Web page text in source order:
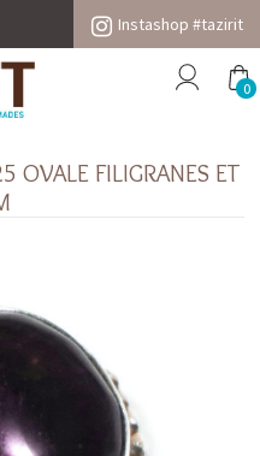
Instashop #tazirit
0
OVALE FILIGRANES ET